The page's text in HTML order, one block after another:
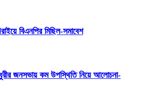
বিএনপির মিছিল-সমাবেশ
জনসভায় কম উপস্থিতি নিয়ে আলোচনা-